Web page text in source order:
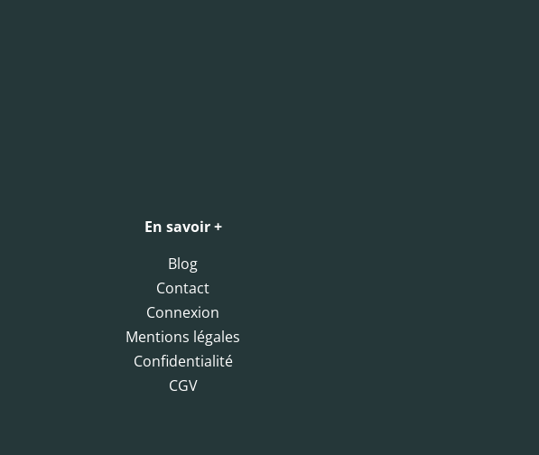
En savoir +
Blog
Contact
Connexion
Mentions légales
Confidentialité
CGV